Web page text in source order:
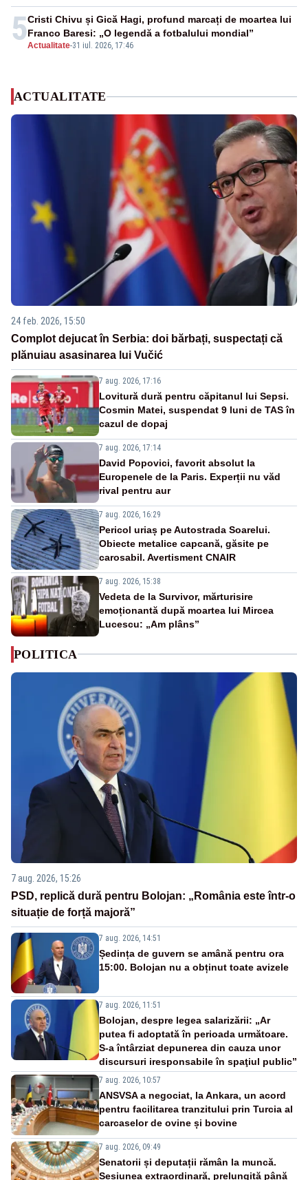
5Actualitate-31 iul. 2026, 17:46
Cristi Chivu și Gică Hagi, profund marcați de moartea lui
Franco Baresi: „O legendă a fotbalului mondial”
ACTUALITATE
24 feb. 2026, 15:50
Complot dejucat în Serbia: doi bărbați, suspectați că
plănuiau asasinarea lui Vučić
7 aug. 2026, 17:16
Lovitură dură pentru căpitanul lui Sepsi.
Cosmin Matei, suspendat 9 luni de TAS în
cazul de dopaj
7 aug. 2026, 17:14
David Popovici, favorit absolut la
Europenele de la Paris. Experții nu văd
rival pentru aur
7 aug. 2026, 16:29
Pericol uriaș pe Autostrada Soarelui.
Obiecte metalice capcană, găsite pe
carosabil. Avertisment CNAIR
7 aug. 2026, 15:38
Vedeta de la Survivor, mărturisire
emoționantă după moartea lui Mircea
Lucescu: „Am plâns”
POLITICA
7 aug. 2026, 15:26
PSD, replică dură pentru Bolojan: „România este într-o
situație de forță majoră”
7 aug. 2026, 14:51
Ședința de guvern se amână pentru ora
15:00. Bolojan nu a obținut toate avizele
7 aug. 2026, 11:51
Bolojan, despre legea salarizării: „Ar
putea fi adoptată în perioada următoare.
S-a întârziat depunerea din cauza unor
discursuri iresponsabile în spaţiul public”
7 aug. 2026, 10:57
ANSVSA a negociat, la Ankara, un acord
pentru facilitarea tranzitului prin Turcia al
carcaselor de ovine și bovine
7 aug. 2026, 09:49
Senatorii și deputații rămân la muncă.
Sesiunea extraordinară, prelungită până